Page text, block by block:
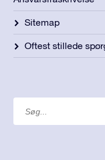
Sitemap
Oftest stillede